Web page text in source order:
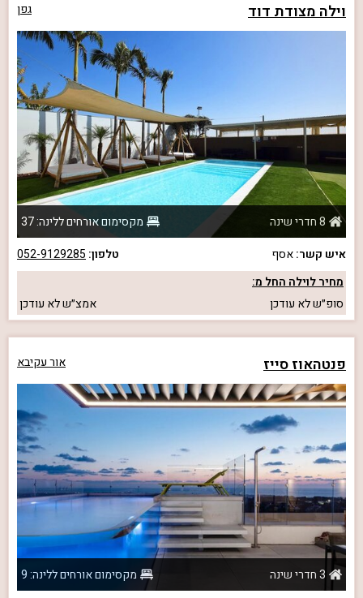
וילה מצודת דוד גפן
8 חדרי שינה
מקסימום אורחים ללינה: 37
איש קשר:אסף טלפון: 052-9129285
מחיר לוילה החל מ:
סופ״שלא עודכן אמצ״שלא עודכן
פנטהאוז סייז אור עקיבא
3 חדרי שינה
מקסימום אורחים ללינה: 9